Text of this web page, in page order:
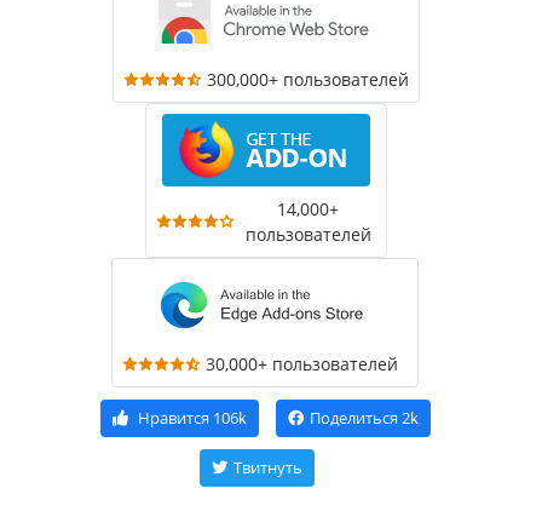
300,000+ пользователей
14,000+
пользователей
30,000+ пользователей
Нравится 106k Поделиться 2k
Твитнуть